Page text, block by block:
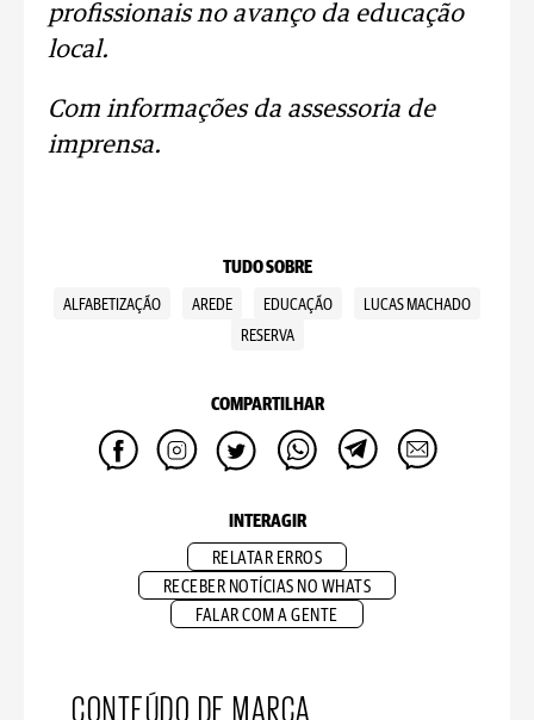
profissionais no avanço da educação
local.
Com informações da assessoria de
imprensa.
TUDO SOBRE
ALFABETIZAÇÃO AREDE EDUCAÇÃO
LUCAS MACHADO
RESERVA
COMPARTILHAR
INTERAGIR
RELATAR ERROS
RECEBER NOTÍCIAS NO WHATS
FALAR COM A GENTE
CONTEÚDO DE MARCA